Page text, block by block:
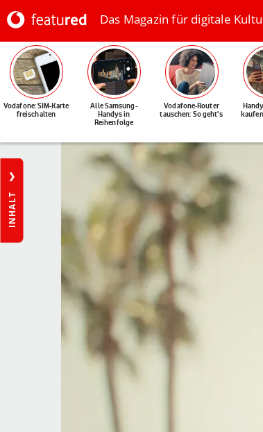
Das Magazin für digitale
Vodafone: SIM-Karte
freischalten
Alle Samsung-
Handys in
Reihenfolge
Vodafone-Router
tauschen: So geht's
INHALT